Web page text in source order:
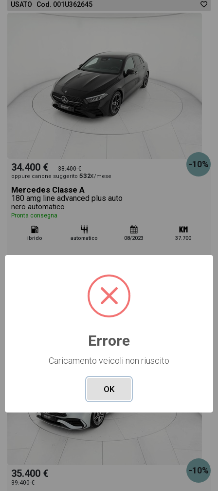
USATO Cod. 001U362645
-10%
34.400 € 38.400 €
oppure canone suggerito 532€/mese
Mercedes Classe A
180 amg line advanced plus auto
nero automatico
Pronta consegna
ibrido automatico 08/2023 37.700
Vai alla scheda >>
USATO Cod. 001U362319
-10%
35.400 €
39.400 €
Errore
Caricamento veicoli non riuscito
OK